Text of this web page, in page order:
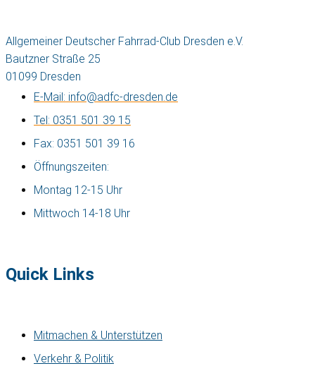
Allgemeiner Deutscher Fahrrad-Club Dresden e.V.
Bautzner Straße 25
01099 Dresden
E-Mail: info@adfc-dresden.de
Tel: 0351 501 39 15
Fax: 0351 501 39 16
Öffnungszeiten:
Montag 12-15 Uhr
Mittwoch 14-18 Uhr
Quick Links
Mitmachen & Unterstützen
Verkehr & Politik